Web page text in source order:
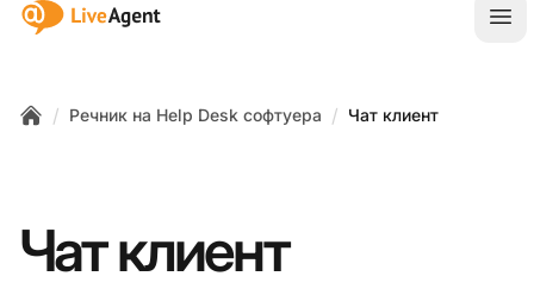
:site.title
/ Речник на Help Desk софтуера / Чат клиент
Чат клиент